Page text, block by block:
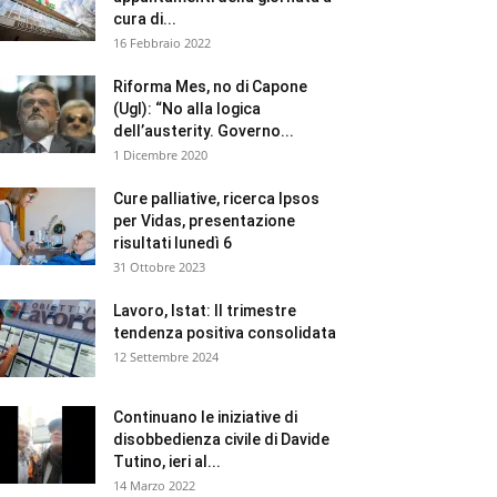
cura di...
16 Febbraio 2022
Riforma Mes, no di Capone
(Ugl): “No alla logica
dell’austerity. Governo...
1 Dicembre 2020
Cure palliative, ricerca Ipsos
per Vidas, presentazione
risultati lunedì 6
31 Ottobre 2023
Lavoro, Istat: II trimestre
tendenza positiva consolidata
12 Settembre 2024
Continuano le iniziative di
disobbedienza civile di Davide
Tutino, ieri al...
14 Marzo 2022